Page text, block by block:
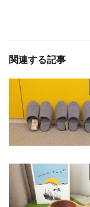
関連する記事